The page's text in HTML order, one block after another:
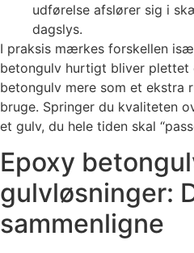
udførelse afslører sig i
dagslys.
I praksis mærkes forskellen
betongulv hurtigt bliver
betongulv mere som et ekstra
bruge. Springer du kvaliteten
et gulv, du hele tiden skal
Epoxy
gulvløsninger:
sammenligne